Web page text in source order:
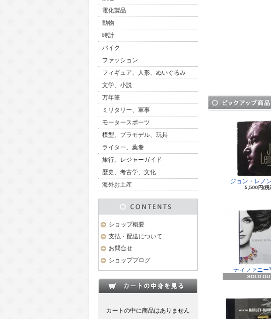
電化製品
動物
時計
バイク
ファッション
フィギュア、人形、ぬいぐるみ
文学、小説
万年筆
ミリタリー、軍事
モータースポーツ
模型、プラモデル、玩具
ライター、葉巻
旅行、レジャーガイド
歴史、考古学、文化
海外お土産
ショップ概要
支払・配送について
お問合せ
ショップブログ
カートの中に商品はありません
ジョン・レノ
5,500円(税
ティファニー
SOLD